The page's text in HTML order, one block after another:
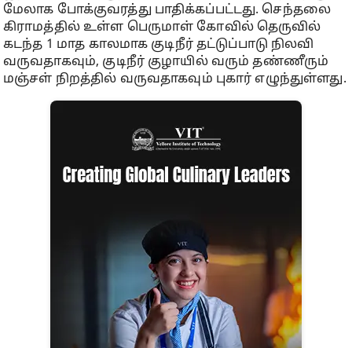
மேலாக போக்குவரத்து பாதிக்கப்பட்டது. செந்தலை
கிராமத்தில் உள்ள பெருமாள் கோவில் தெருவில்
கடந்த 1 மாத காலமாக குடிநீர் தட்டுப்பாடு நிலவி
வருவதாகவும், குடிநீர் குழாயில் வரும் தண்ணீரும்
மஞ்சள் நிறத்தில் வருவதாகவும் புகார் எழுந்துள்ளது.